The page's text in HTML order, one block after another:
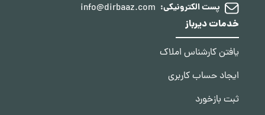
پست الکترونیکی: info@dirbaaz.com
خدمات دیرباز
یافتن کارشناس املاک
ایجاد حساب کاربری
ثبت بازخورد